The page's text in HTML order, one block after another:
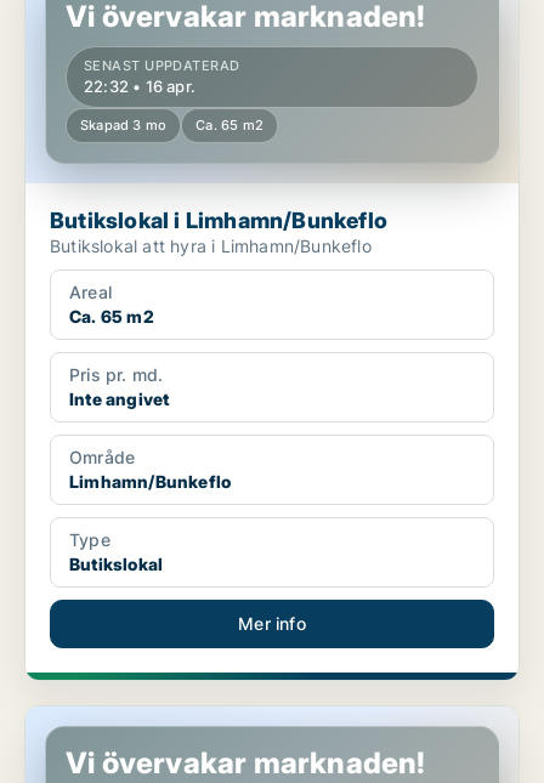
Vi övervakar marknaden!
SENAST UPPDATERAD
22:32 • 16 apr.
Skapad 3 mo Ca. 65 m2
Butikslokal i Limhamn/Bunkeflo
Butikslokal att hyra i Limhamn/Bunkeflo
Areal
Ca. 65 m2
Pris pr. md.
Inte angivet
Område
Limhamn/Bunkeflo
Type
Butikslokal
Mer info
Butikslokal i Malmö Centrum
Vi övervakar marknaden!